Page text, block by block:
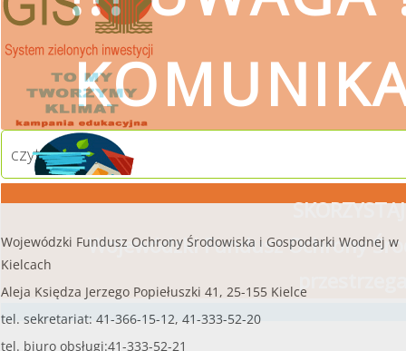
czytaj więcej
Wojewódzki Fundusz Ochrony
Wojewódzki Fundusz Ochrony Środowiska i Gospodarki Wodnej w
Kielcach
Aleja Księdza Jerzego Popiełuszki 41, 25-155 Kielce
tel. sekretariat: 41-366-15-12, 41-333-52-20
tel. biuro obsługi:41-333-52-21